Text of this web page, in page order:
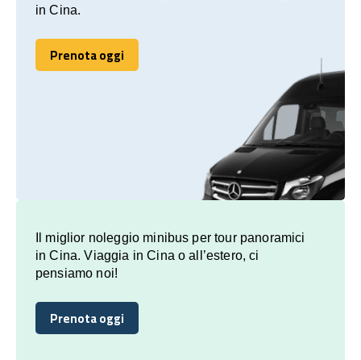
in Cina.
Prenota oggi
Prenota oggi
Il miglior noleggio minibus per tour panoramici
in Cina. Viaggia in Cina o all’estero, ci
pensiamo noi!
Prenota oggi
Prenota oggi